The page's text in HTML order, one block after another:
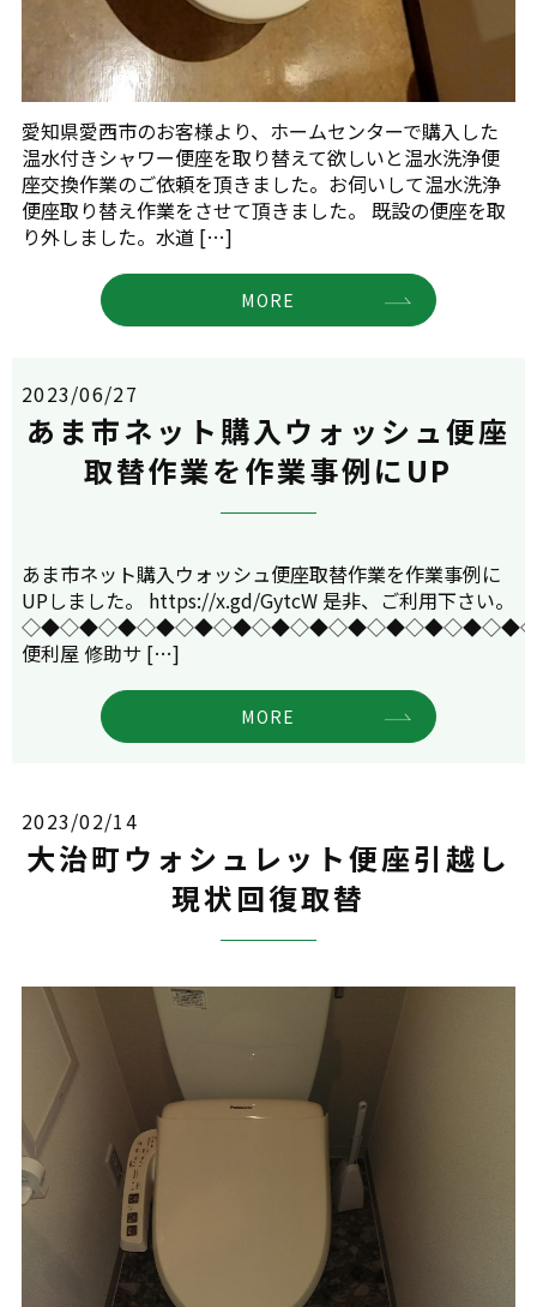
愛知県愛西市のお客様より、ホームセンターで購入した
温水付きシャワー便座を取り替えて欲しいと温水洗浄便
座交換作業のご依頼を頂きました。お伺いして温水洗浄
便座取り替え作業をさせて頂きました。 既設の便座を取
り外しました。水道 […]
MORE
2023/06/27
あま市ネット購入ウォッシュ便座
取替作業を作業事例にUP
あま市ネット購入ウォッシュ便座取替作業を作業事例に
UPしました。 https://x.gd/GytcW 是非、ご利用下さい。
便利屋 修助サ […]
MORE
2023/02/14
大治町ウォシュレット便座引越し
現状回復取替